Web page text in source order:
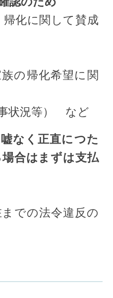
化に関して賛成
の帰化希望に関
状況等） など
なく正直につた
合はまずは支払
での法令違反の